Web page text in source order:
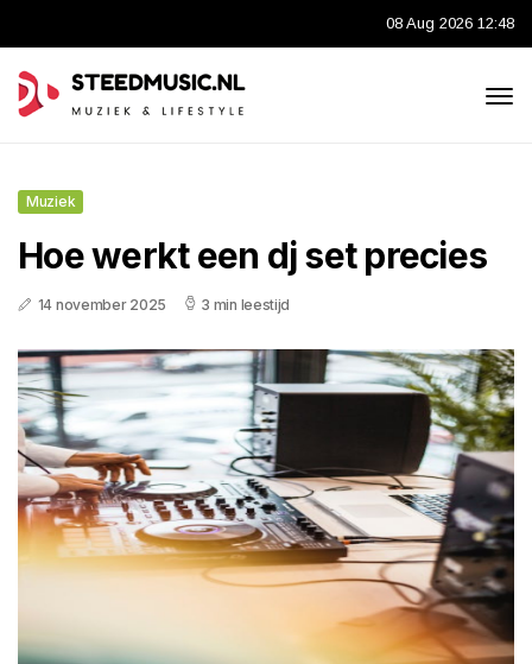
08 Aug 2026 12:48
Muziek
Hoe werkt een dj set precies
14 november 2025 3 min leestijd